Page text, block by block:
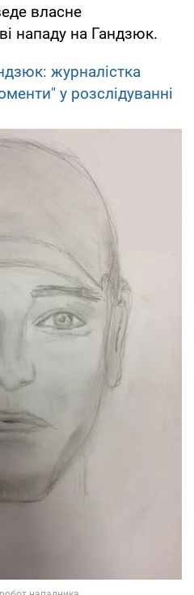
власне
нападу на Гандзюк.
журналістка
у розслідуванні